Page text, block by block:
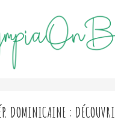
DOMINICAINE :